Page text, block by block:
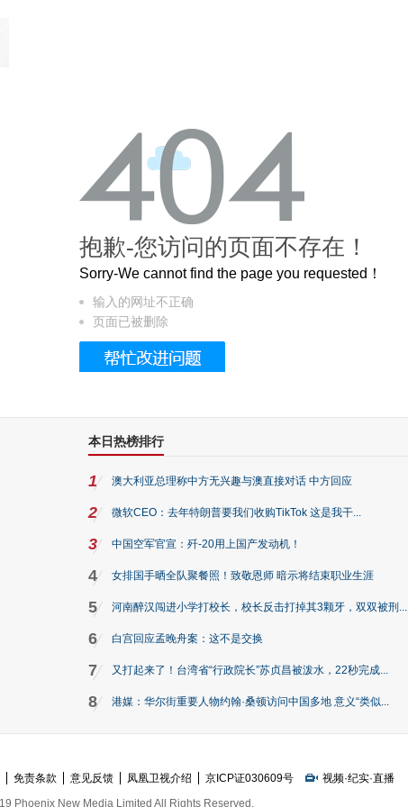
个3.2米的长卷，还原了600岁的紫禁城
抱歉-您访问的页面不存在！
Sorry-We cannot find the page you requested！
输入的网址不正确
页面已被删除
本日热榜排行
1 澳大利亚总理称中方无兴趣与澳直接对话 中方回应
2 微软CEO：去年特朗普要我们收购TikTok 这是我干...
3 中国空军官宣：歼-20用上国产发动机！
4 女排国手晒全队聚餐照！致敬恩师 暗示将结束职业生涯
5 河南醉汉闯进小学打校长，校长反击打掉其3颗牙，双双被刑...
6 白宫回应孟晚舟案：这不是交换
7 又打起来了！台湾省“行政院长”苏贞昌被泼水，22秒完成...
8 港媒：华尔街重要人物约翰·桑顿访问中国多地 意义“类似...
免责条款 意见反馈 凤凰卫视介绍 京ICP证030609号 视频·纪实·直播
Phoenix New Media Limited All Rights Reserved.